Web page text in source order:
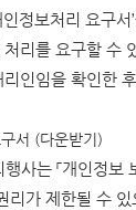
정보처리 요구서
리를 요구할 수
인임을 확인한
서 (다운받기)
사는 「개인정보
리가 제한될 수